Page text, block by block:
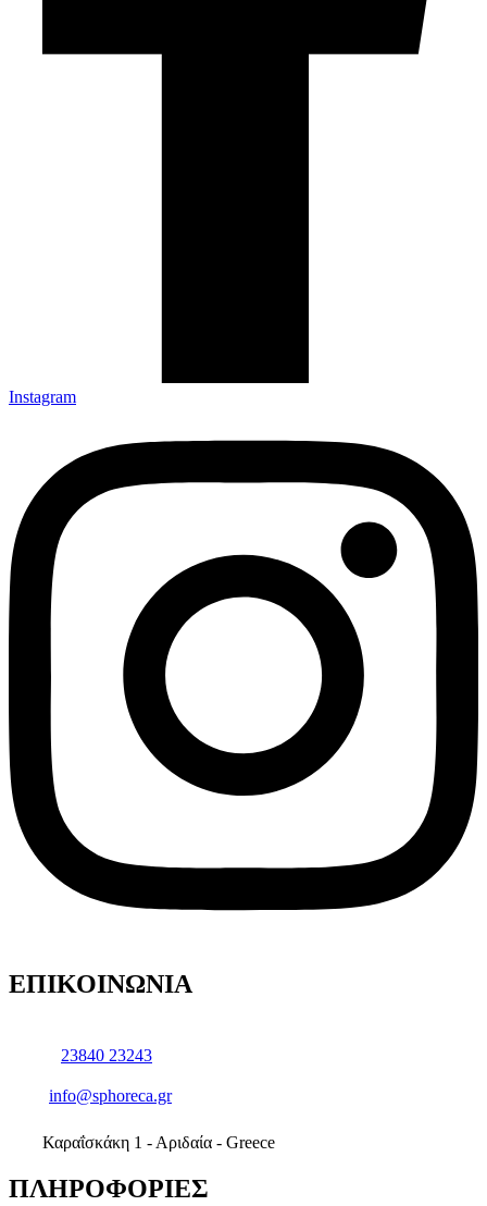
Instagram
ΕΠΙΚΟΙΝΩΝΙΑ
23840 23243
info@sphoreca.gr
Καραΐσκάκη 1 - Αριδαία - Greece
ΠΛΗΡΟΦΟΡΙΕΣ